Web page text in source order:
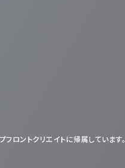
ロントクリエイトに帰属しています。